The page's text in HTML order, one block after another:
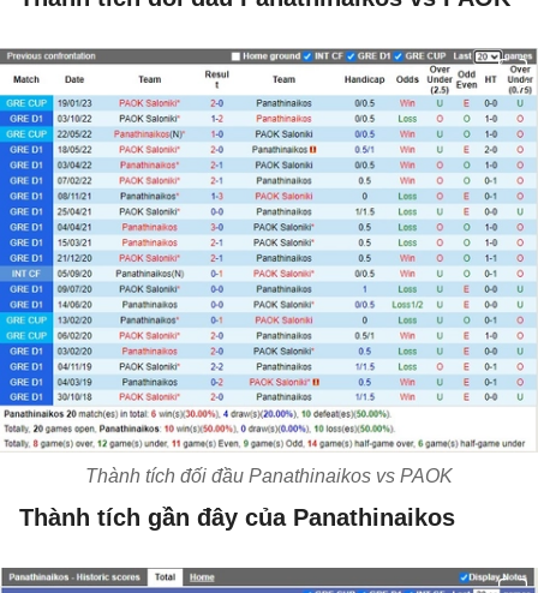
Thành tích đối đầu Panathinaikos vs PAOK
Thành tích gần đây của Panathinaikos